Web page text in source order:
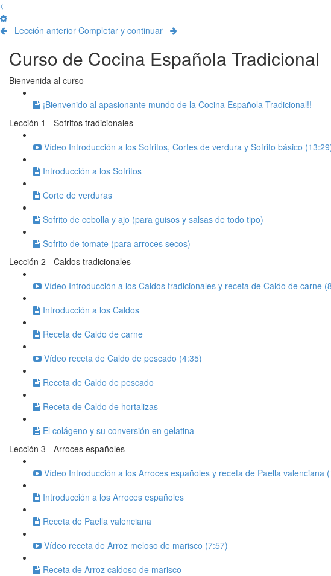
Lección anterior Completar y continuar
Curso de Cocina Española Tradicional
Bienvenida al curso
¡Bienvenido al apasionante mundo de la Cocina Española Tradicional!!
Lección 1 - Sofritos tradicionales
Vídeo Introducción a los Sofritos, Cortes de verdura y Sofrito básico
Introducción a los Sofritos
Corte de verduras
Sofrito de cebolla y ajo (para guisos y salsas de todo tipo)
Sofrito de tomate (para arroces secos)
Lección 2 - Caldos tradicionales
Vídeo Introducción a los Caldos tradicionales y receta de Caldo de carne
Introducción a los Caldos
Receta de Caldo de carne
Vídeo receta de Caldo de pescado (4:35)
Receta de Caldo de pescado
Receta de Caldo de hortalizas
El colágeno y su conversión en gelatina
Lección 3 - Arroces españoles
Vídeo Introducción a los Arroces españoles y receta de Paella valenciana
Introducción a los Arroces españoles
Receta de Paella valenciana
Vídeo receta de Arroz meloso de marisco (7:57)
Receta de Arroz caldoso de marisco